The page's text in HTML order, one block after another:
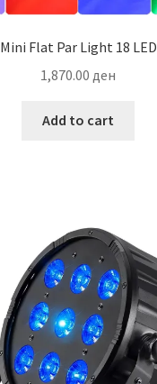
Mini Flat Par Light 18 LED
1,870.00 ден
Add to cart